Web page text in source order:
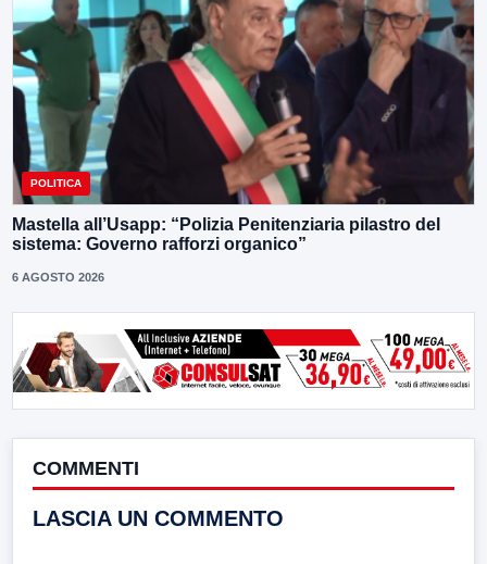
POLITICA
Mastella all’Usapp: “Polizia Penitenziaria pilastro del
sistema: Governo rafforzi organico”
6 AGOSTO 2026
COMMENTI
LASCIA UN COMMENTO